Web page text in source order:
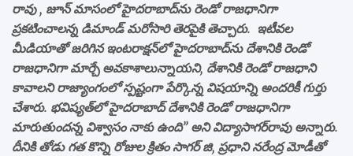
రావు , జూన్ మాసంలో హైదరాబాద్‌ను రెండో రాజధానిగా
ప్రకటించాలన్న డిమాండ్‌ మరోసారి తెరపైకి తెచ్చారు. ఇటీవల
మీడియాతో జరిగిన ఇంటరాక్షన్‌లో హైదరాబాద్‌ను దేశానికి రెండో
రాజధానిగా మార్చే అవకాశాలున్నాయని, దేశానికి రెండో రాజధాని
కావాలని రాజ్యాంగంలో స్పష్టంగా పేర్కొన్న విషయాన్ని అందరికీ గుర్తు
చేశారు. భవిష్యత్‌లో హైదరాబాద్‌ దేశానికి రెండో రాజధానిగా
మారుతుందన్న విశ్వాసం నాకు ఉంది’’ అని విద్యాసాగర్‌రావు అన్నారు.
దీనికి తోడు గత కొన్ని రోజుల క్రితం సాగర్ జి, ప్రధాని నరేంద్ర మోడీతో